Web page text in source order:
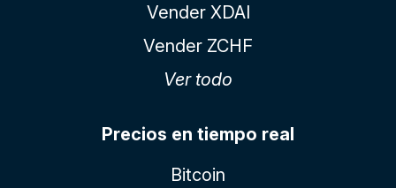
Vender XDAI
Vender ZCHF
Ver todo
Precios en tiempo real
Bitcoin